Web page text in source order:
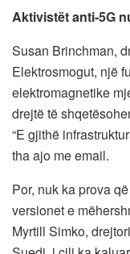
Aktivistët anti-5G
Susan Brinchman,
Elektrosmogut, një
elektromagnetike
drejtë të
“E gjithë
tha ajo me email.
Por, nuk ka prova
versionet e
Myrtill Simko,